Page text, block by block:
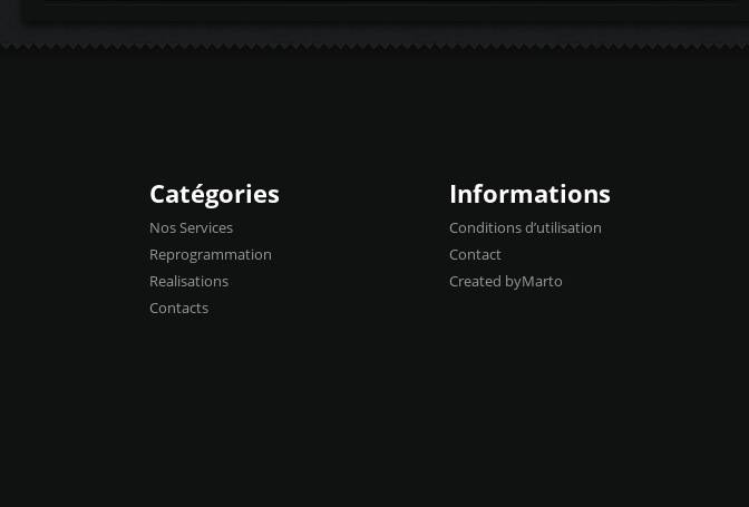
Catégories
Nos Services
Reprogrammation
Realisations
Contacts
Informations
Conditions d’utilisation
Contact
Created byMarto